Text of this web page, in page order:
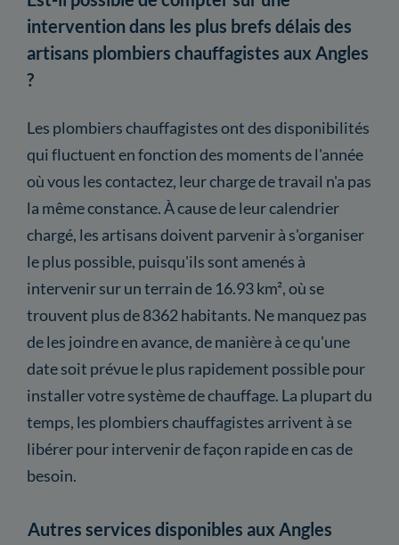
intervention dans les plus brefs délais des
artisans plombiers chauffagistes aux Angles
?
Les plombiers chauffagistes ont des disponibilités
qui fluctuent en fonction des moments de l'année
où vous les contactez, leur charge de travail n'a pas
la même constance. À cause de leur calendrier
chargé, les artisans doivent parvenir à s'organiser
le plus possible, puisqu'ils sont amenés à
intervenir sur un terrain de 16.93 km², où se
trouvent plus de 8362 habitants. Ne manquez pas
de les joindre en avance, de manière à ce qu'une
date soit prévue le plus rapidement possible pour
installer votre système de chauffage. La plupart du
temps, les plombiers chauffagistes arrivent à se
libérer pour intervenir de façon rapide en cas de
besoin.
Autres services disponibles aux Angles